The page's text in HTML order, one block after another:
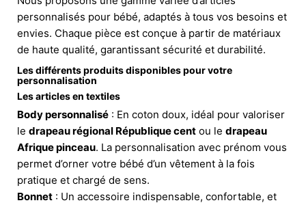
personnalisés pour bébé, adaptés à tous vos besoins et
envies. Chaque pièce est conçue à partir de matériaux
de haute qualité, garantissant sécurité et durabilité.
Les différents produits disponibles pour votre
personnalisation
Les articles en textiles
Body personnalisé : En coton doux, idéal pour valoriser
le drapeau régional République cent ou le drapeau
Afrique pinceau. La personnalisation avec prénom vous
permet d’orner votre bébé d’un vêtement à la fois
pratique et chargé de sens.
Bonnet : Un accessoire indispensable, confortable, et